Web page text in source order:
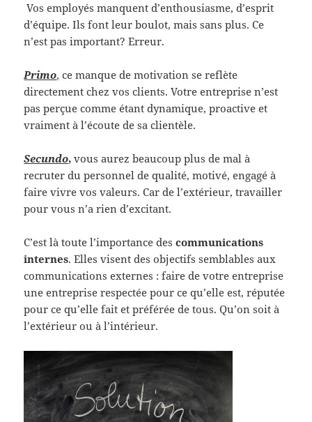
Vos employés manquent d’enthousiasme, d’esprit
d’équipe. Ils font leur boulot, mais sans plus. Ce
n’est pas important? Erreur.
Primo, ce manque de motivation se reflète
directement chez vos clients. Votre entreprise n’est
pas perçue comme étant dynamique, proactive et
vraiment à l’écoute de sa clientèle.
Secundo, vous aurez beaucoup plus de mal à
recruter du personnel de qualité, motivé, engagé à
faire vivre vos valeurs. Car de l’extérieur, travailler
pour vous n’a rien d’excitant.
C’est là toute l’importance descommunications
internes. Elles visent des objectifs semblables aux
communications externes : faire de votre entreprise
une entreprise respectée pour ce qu’elle est, réputée
pour ce qu’elle fait et préférée de tous. Qu’on soit à
l’extérieur ou à l’intérieur.